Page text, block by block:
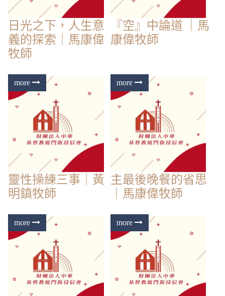
日光之下，人生意
義的探索｜馬康偉
牧師
『空』中論道 ｜馬
康偉牧師
靈性操練三事｜黃
明鎮牧師
主最後晚餐的省思
｜馬康偉牧師